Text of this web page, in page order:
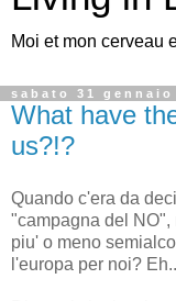
Moi et mon cerveau
sabato 31 gennaio
What have
us?!?
Quando c'era da
"campagna del NO",
piu' o meno
l'europa per noi?